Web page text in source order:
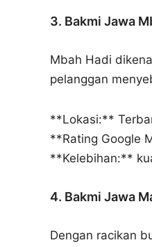
3. Bakmi Jawa
Mbah Hadi
pelanggan
**Lokasi:**
**Rating Google
**Kelebihan:**
4. Bakmi Jawa
Dengan racikan